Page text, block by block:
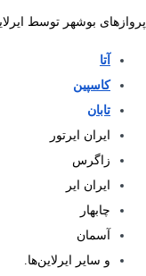
پروازهای بوشهر توسط
آتا
کاسپین
تابان
ایران ایرتور
زاگرس
ایران ایر
چابهار
آسمان
و سایر ایرلاین‌ها.